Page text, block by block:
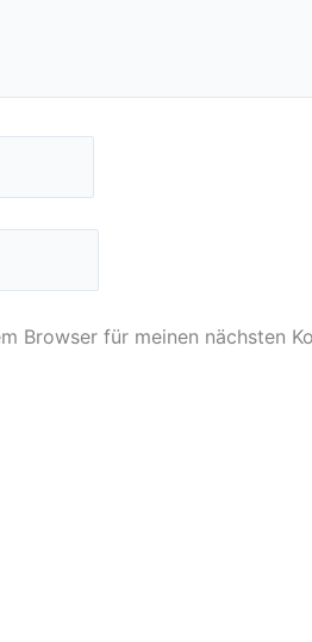
Browser für meinen nächsten